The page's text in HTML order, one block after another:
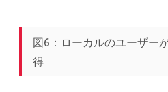
図6：ローカルのユーザー
得